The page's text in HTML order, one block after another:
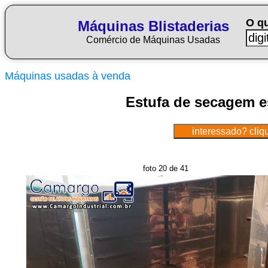
Máquinas Blistaderias
Comércio de Máquinas Usadas
O
Máquinas usadas à venda
Estufa de secagem
foto 20 de 41